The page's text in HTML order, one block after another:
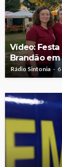
Vídeo:
Brandão
Rádio Sintonia